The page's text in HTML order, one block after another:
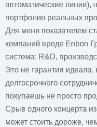
автоматические линии),
портфолио реальных
Для меня показателем
компаний вроде Enbon
система: R&D,
Это не гарантия идеала,
долгосрочного
покупаешь не просто
Срыв одного концерта
может стоить дороже,